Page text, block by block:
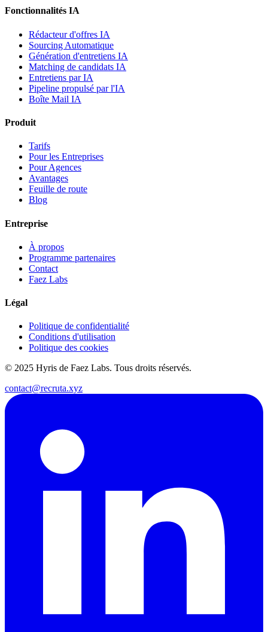
Fonctionnalités IA
Rédacteur d'offres IA
Sourcing Automatique
Génération d'entretiens IA
Matching de candidats IA
Entretiens par IA
Pipeline propulsé par l'IA
Boîte Mail IA
Produit
Tarifs
Pour les Entreprises
Pour Agences
Avantages
Feuille de route
Blog
Entreprise
À propos
Programme partenaires
Contact
Faez Labs
Légal
Politique de confidentialité
Conditions d'utilisation
Politique des cookies
© 2025 Hyris de Faez Labs. Tous droits réservés.
contact@recruta.xyz